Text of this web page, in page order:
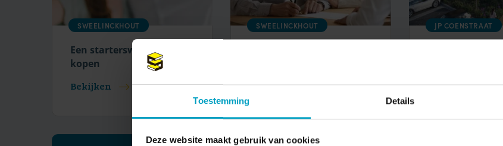
Toestemming Details
Deze website maakt gebruik van cookies
SWEELINCKHOUT
Een starterswoning
kopen
Bekijken
SWEELINCKHOUT
Bekijken
JP COENSTRAAT
Bekijken